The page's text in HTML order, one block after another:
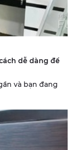
dễ dàng để
và bạn đang